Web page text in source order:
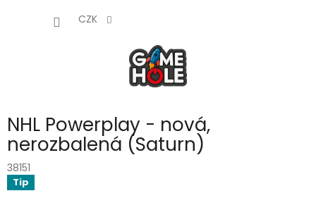
CZK
NHL Powerplay - nová,
nerozbalená (Saturn)
38151
Tip